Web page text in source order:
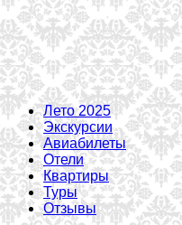
Лето 2025
Экскурсии
Авиабилеты
Отели
Квартиры
Туры
Отзывы